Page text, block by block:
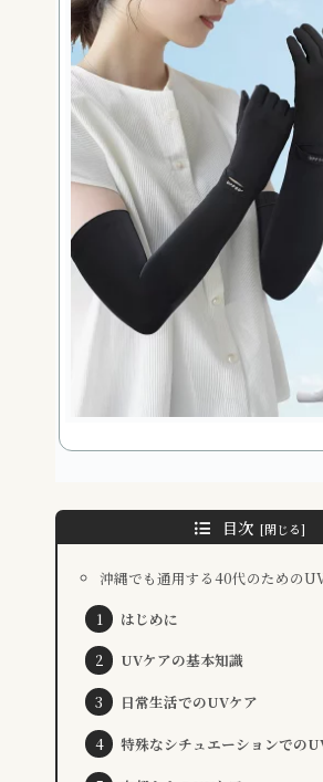
目次
沖縄でも通用する40代のための
はじめに
UVケアの基本知識
日常生活でのUVケア
特殊なシチュエーションでの